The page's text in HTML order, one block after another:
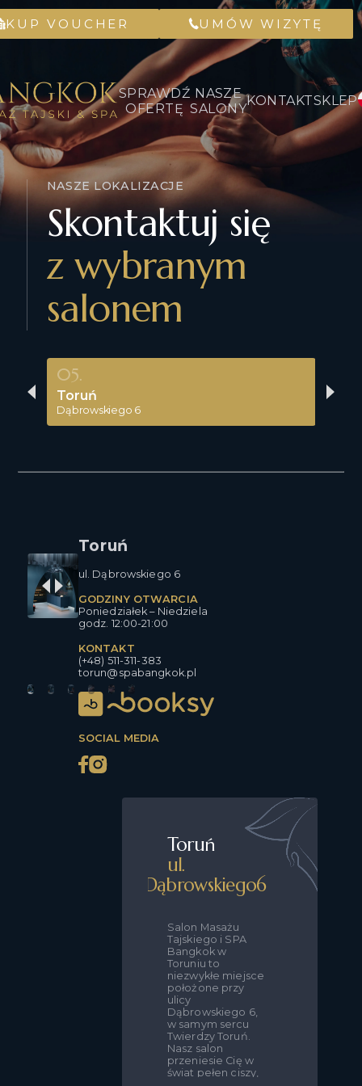
KUP VOUCHER UMÓW WIZYTĘ
SPRAWDŹ
OFERTĘ
NASZE
SALONYKONTAKTSKLEP
NASZE LOKALIZACJE
Skontaktuj się
z wybranym
salonem
05.
Toruń
Dąbrowskiego 6
Toruń
ul. Dąbrowskiego 6
GODZINY OTWARCIA
Poniedziałek – Niedziela
godz. 12:00-21:00
KONTAKT
(+48) 511-311-383
torun@spabangkok.pl
SOCIAL MEDIA
Toruń
ul.
Dąbrowskiego6
Salon Masażu
Tajskiego i SPA
Bangkok w
Toruniu to
niezwykłe miejsce
położone przy
ulicy
Dąbrowskiego 6,
w samym sercu
Twierdzy Toruń.
Nasz salon
przeniesie Cię w
świat pełen ciszy,